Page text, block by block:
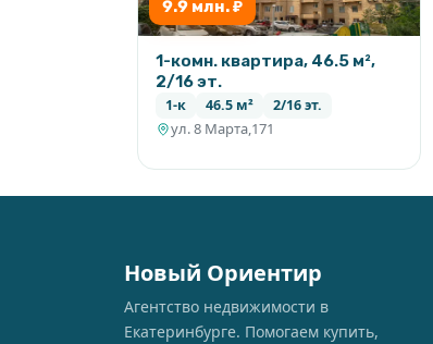
9.9 млн. ₽
1-комн. квартира, 46.5 м²,
2/16 эт.
1-к 46.5 м² 2/16 эт.
ул. 8 Марта,171
Новый Ориентир
Агентство недвижимости в
Екатеринбурге. Помогаем купить,